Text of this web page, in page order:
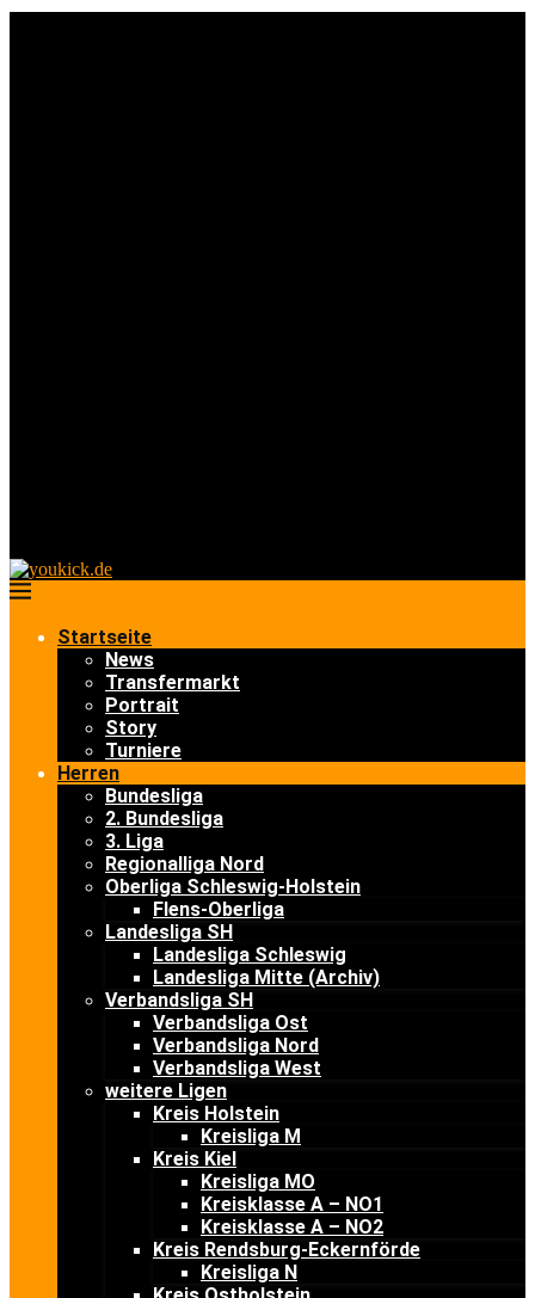
Startseite
News
Transfermarkt
Portrait
Story
Turniere
Herren
Bundesliga
2. Bundesliga
3. Liga
Regionalliga Nord
Oberliga Schleswig-Holstein
Flens-Oberliga
Landesliga SH
Landesliga Schleswig
Landesliga Mitte (Archiv)
Verbandsliga SH
Verbandsliga Ost
Verbandsliga Nord
Verbandsliga West
weitere Ligen
Kreis Holstein
Kreisliga M
Kreis Kiel
Kreisliga MO
Kreisklasse A – NO1
Kreisklasse A – NO2
Kreis Rendsburg-Eckernförde
Kreisliga N